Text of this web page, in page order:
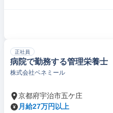
正社員
病院で勤務する管理栄養士
株式会社ベネミール
京都府宇治市五ケ庄
月給27万円以上